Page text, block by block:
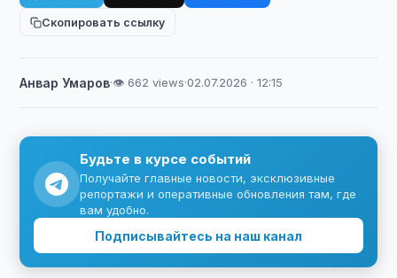
Скопировать ссылку
Анвар Умаров·👁 662 views·02.07.2026 · 12:15
Будьте в курсе событий
Получайте главные новости, эксклюзивные
репортажи и оперативные обновления там, где
вам удобно.
Подписывайтесь на наш канал